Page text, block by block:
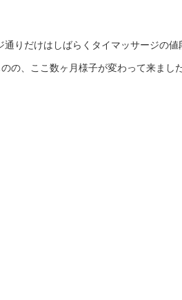
りだけはしばらくタイマッサージの値
の、ここ数ヶ月様子が変わって来ました